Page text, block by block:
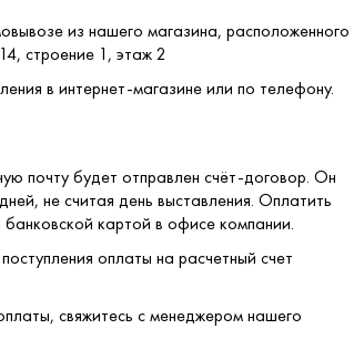
из нашего магазина, расположенного
строение 1, этаж 2
в интернет-магазине или по телефону.
почту будет отправлен счёт-договор. Он
не считая день выставления. Оплатить
картой в офисе компании.
оплаты на расчетный счет
свяжитесь с менеджером нашего